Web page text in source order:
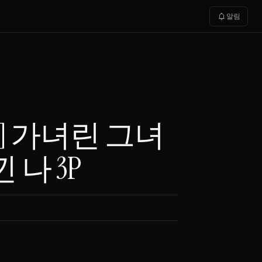
notifications 알림
가녀린 그녀
나 3P